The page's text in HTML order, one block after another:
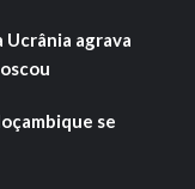
Ucrânia agrava
se